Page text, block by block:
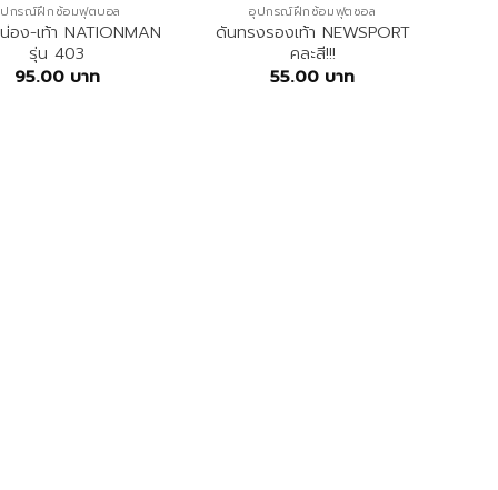
กรณ์ฝึกซ้อมฟุตบอล
อง-เท้า NATIONMAN
รุ่น 403
95.00 บาท
อุปกรณ์ฝึกซ้อมฟุตซอล
ดันทรงรองเท้า NEWSPORT
คละสี!!!
55.00 บาท